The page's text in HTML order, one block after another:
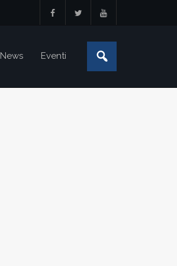
News Eventi